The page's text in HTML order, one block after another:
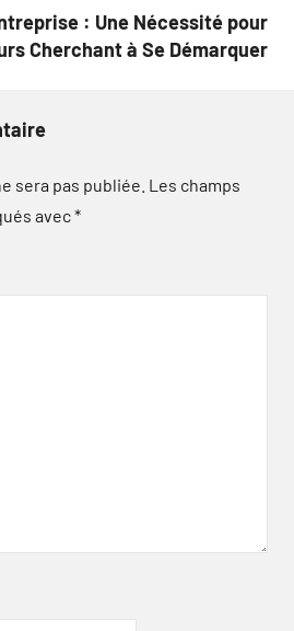
: Une Nécessité pour
Cherchant à Se Démarquer
sera pas publiée. Les champs
avec*